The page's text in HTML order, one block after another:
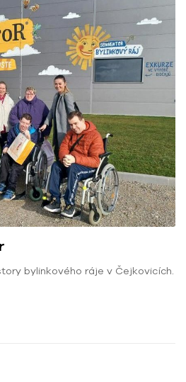
bylinkového ráje v Čejkovicích.